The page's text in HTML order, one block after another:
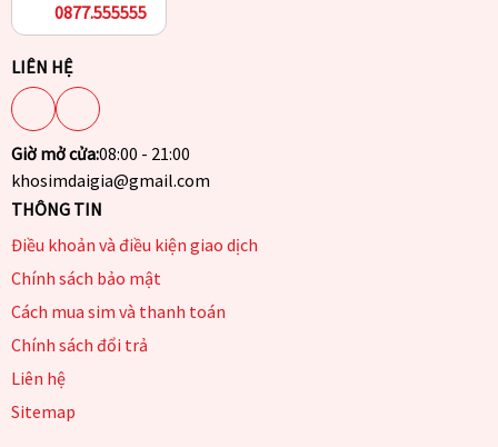
0877.555555
LIÊN HỆ
Giờ mở cửa:08:00 - 21:00
khosimdaigia@gmail.com
THÔNG TIN
Điều khoản và điều kiện giao dịch
Chính sách bảo mật
Cách mua sim và thanh toán
Chính sách đổi trả
Liên hệ
Sitemap